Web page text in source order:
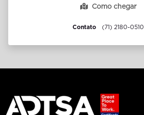
Como chegar
Contato (71) 2180-0510